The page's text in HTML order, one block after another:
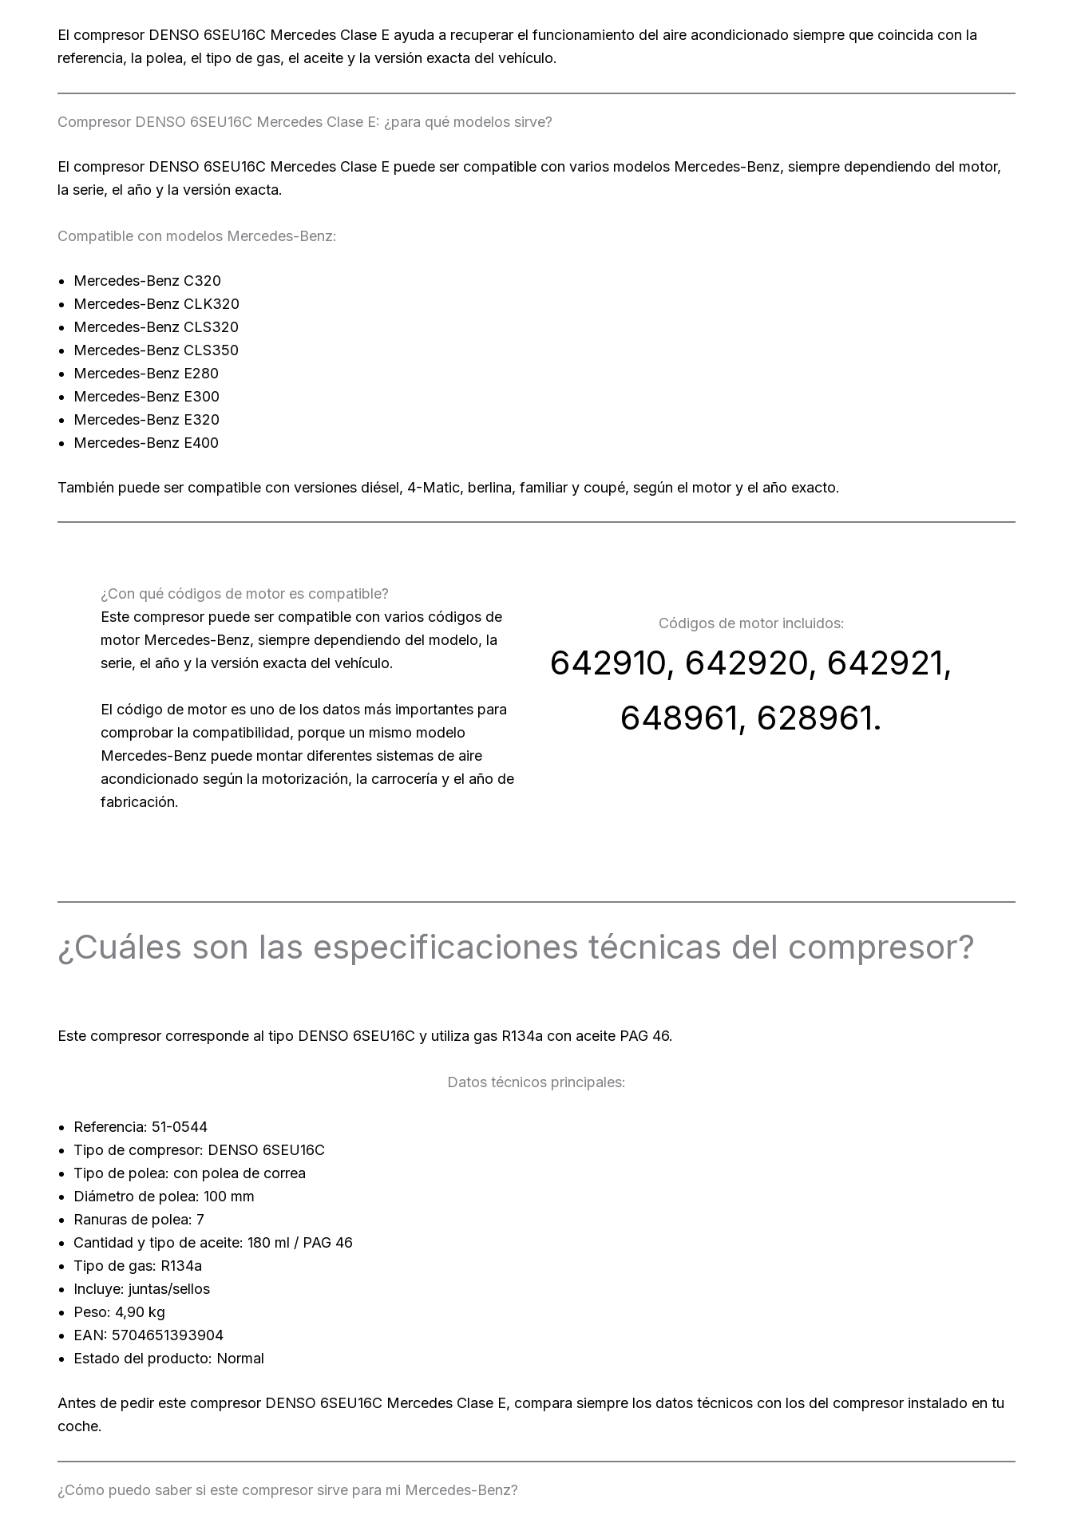
El compresor DENSO 6SEU16C Mercedes Clase E ayuda a recuperar el funcionamiento del aire acondicionado siempre que coincida con la
referencia, la polea, el tipo de gas, el aceite y la versión exacta del vehículo.
Compresor DENSO 6SEU16C Mercedes Clase E: ¿para qué modelos sirve?
El compresor DENSO 6SEU16C Mercedes Clase E puede ser compatible con varios modelos Mercedes-Benz, siempre dependiendo del motor,
la serie, el año y la versión exacta.
Compatible con modelos Mercedes-Benz:
Mercedes-Benz C320
Mercedes-Benz CLK320
Mercedes-Benz CLS320
Mercedes-Benz CLS350
Mercedes-Benz E280
Mercedes-Benz E300
Mercedes-Benz E320
Mercedes-Benz E400
También puede ser compatible con versiones diésel, 4-Matic, berlina, familiar y coupé, según el motor y el año exacto.
¿Con qué códigos de motor es compatible?
Este compresor puede ser compatible con varios códigos de
motor Mercedes-Benz, siempre dependiendo del modelo, la
serie, el año y la versión exacta del vehículo.
El código de motor es uno de los datos más importantes para
comprobar la compatibilidad, porque un mismo modelo
Mercedes-Benz puede montar diferentes sistemas de aire
acondicionado según la motorización, la carrocería y el año de
fabricación.
Códigos de motor incluidos:
642910, 642920, 642921,
648961, 628961.
¿Cuáles son las especificaciones técnicas del compresor?
Este compresor corresponde al tipo DENSO 6SEU16C y utiliza gas R134a con aceite PAG 46.
Datos técnicos principales:
Referencia: 51-0544
Tipo de compresor: DENSO 6SEU16C
Tipo de polea: con polea de correa
Diámetro de polea: 100 mm
Ranuras de polea: 7
Cantidad y tipo de aceite: 180 ml / PAG 46
Tipo de gas: R134a
Incluye: juntas/sellos
Peso: 4,90 kg
EAN: 5704651393904
Estado del producto: Normal
Antes de pedir este compresor DENSO 6SEU16C Mercedes Clase E, compara siempre los datos técnicos con los del compresor instalado en tu
coche.
¿Cómo puedo saber si este compresor sirve para mi Mercedes-Benz?